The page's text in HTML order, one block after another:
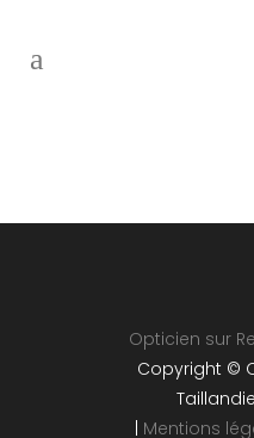
Opticien sur
Copyright ©
Mentions